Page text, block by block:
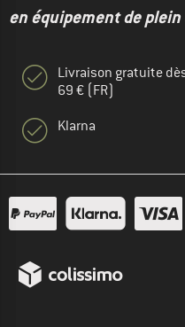
en équipement de plein
Livraison gratuite
69 € (FR)
Klarna